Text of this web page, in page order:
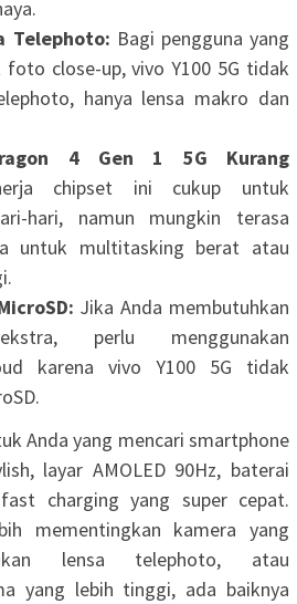
Telephoto: Bagi pengguna yang
close-up, vivo Y100 5G tidak
hanya lensa makro dan
4 Gen 1 5G Kurang
chipset ini cukup untuk
hari, namun mungkin terasa
untuk multitasking berat atau
Jika Anda membutuhkan
perlu menggunakan
karena vivo Y100 5G tidak
Anda yang mencari smartphone
layar AMOLED 90Hz, baterai
charging yang super cepat.
mementingkan kamera yang
lensa telephoto, atau
yang lebih tinggi, ada baiknya